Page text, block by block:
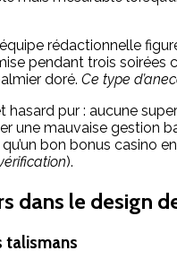
rédactionnelle
pendant trois
doré. Ce type
pur : aucune
une mauvaise gestion
bon bonus casino
).
dans le design
talismans